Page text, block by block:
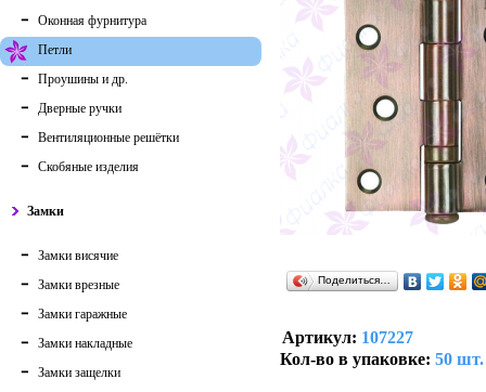
Оконная фурнитура
Петли
Проушины и др.
Дверные ручки
Вентиляционные решётки
Скобяные изделия
Замки
Замки висячие
Замки врезные
Замки гаражные
Замки накладные
Замки защелки
Поделиться…
Артикул: 107227
Кол-во в упаковке: 50 шт.